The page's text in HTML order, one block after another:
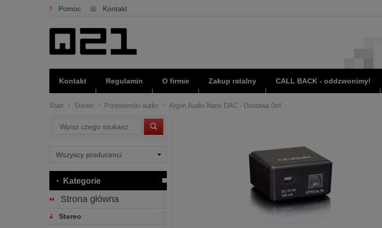
Pomoc Kontakt
Kontakt Regulamin O firmie Zakup ratalny CALL BACK - oddzwonimy!
Start Stereo Przetworniki audio Argon Audio Nano DAC - Dostawa 0zł!
Wyszukaj
Kategorie
Strona główna
Stereo